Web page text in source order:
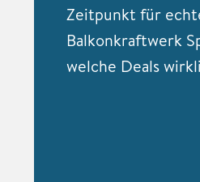
Zeitpunkt für
Balkonkraftwerk
welche Deals